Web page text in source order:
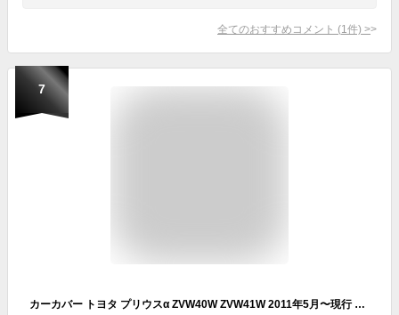
全てのおすすめコメント (1 件) >
7
カーカバー トヨタ プリウスα ZVW40W ZVW41W 2011年5月〜現行 専用カバー 純正 カーボディカバー UVカット 凍結防止カバー 2本防風ベルト付け 防水ファスナー右側開け